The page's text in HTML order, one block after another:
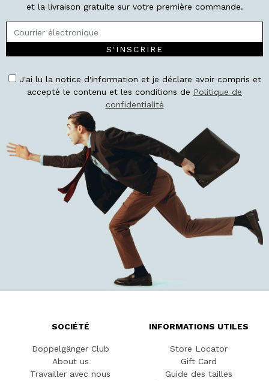
et la livraison gratuite sur votre première commande.
S'INSCRIRE
J'ai lu la notice d'information et je déclare avoir compris et
accepté le contenu et les conditions de Politique de
confidentialité
SOCIÉTÉ
Doppelgänger Club
About us
Travailler avec nous
INFORMATIONS UTILES
Store Locator
Gift Card
Guide des tailles